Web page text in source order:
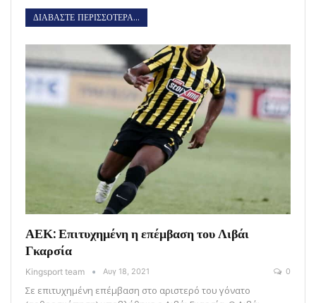
ΔΙΑΒΑΣΤΕ ΠΕΡΙΣΣΟΤΕΡΑ...
ΑΕΚ: Επιτυχημένη η επέμβαση του Λιβάι
Γκαρσία
Kingsport team Αυγ 18, 2021 0
Σε επιτυχημένη επέμβαση στο αριστερό του γόνατο